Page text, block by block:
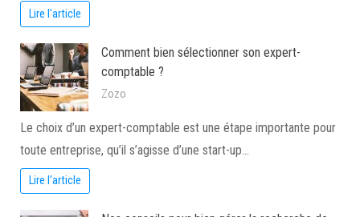
Lire l'article
Comment bien sélectionner son expert-
comptable ?
Zozo
Le choix d’un expert-comptable est une étape importante pour
toute entreprise, qu’il s’agisse d’une start-up…
Lire l'article